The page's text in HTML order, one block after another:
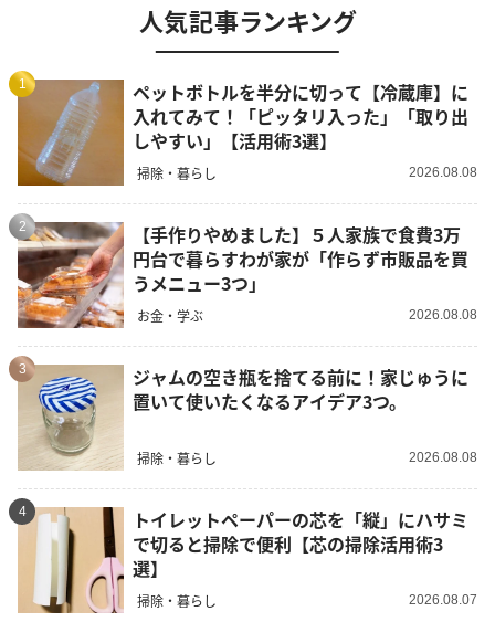
人気記事ランキング
1
ペットボトルを半分に切って【冷蔵庫】に
入れてみて！「ピッタリ入った」「取り出
しやすい」【活用術3選】
掃除・暮らし 2026.08.08
2
【手作りやめました】５人家族で食費3万
円台で暮らすわが家が「作らず市販品を買
うメニュー3つ」
お金・学ぶ 2026.08.08
3
ジャムの空き瓶を捨てる前に！家じゅうに
置いて使いたくなるアイデア3つ。
掃除・暮らし 2026.08.08
4
トイレットペーパーの芯を「縦」にハサミ
で切ると掃除で便利【芯の掃除活用術3
選】
掃除・暮らし 2026.08.07